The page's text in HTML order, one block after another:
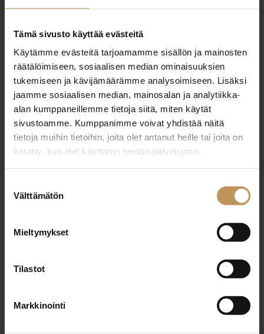
Tämä sivusto käyttää evästeitä
Käytämme evästeitä tarjoamamme sisällön ja mainosten
räätälöimiseen, sosiaalisen median ominaisuuksien
tukemiseen ja kävijämäärämme analysoimiseen. Lisäksi
jaamme sosiaalisen median, mainosalan ja analytiikka-
alan kumppaneillemme tietoja siitä, miten käytät
sivustoamme. Kumppanimme voivat yhdistää näitä
tietoja muihin tietoihin, joita olet antanut heille tai joita on
kerätty, kun olet käyttänyt heidän palvelujaan.
valinta
Välttämätön
Mieltymykset
Tilastot
Markkinointi
"*" näyttää pakolliset kentät
Aihe
Nimi *
Viesti